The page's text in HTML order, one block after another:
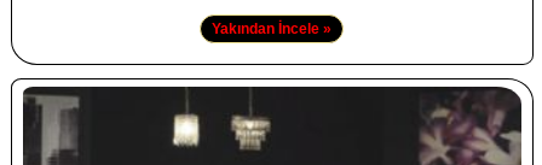
Yakından İncele »